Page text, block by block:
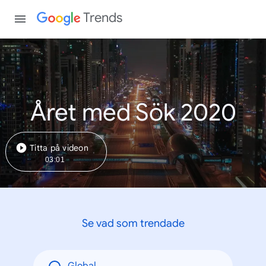
Trends
Året med Sök 2020
Titta på videon
03:01
Se vad som trendade